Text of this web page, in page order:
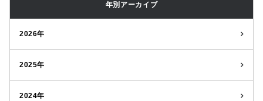
年別アーカイブ
2026年
2025年
2024年